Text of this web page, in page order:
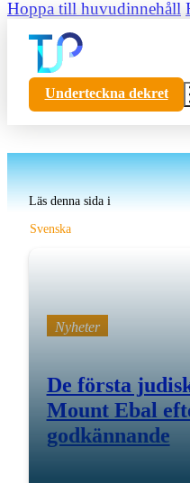
Hoppa till huvudinnehåll
Underteckna dekret
Läs denna sida i
Svenska
Nyheter
De första
Mount Ebal
godkännande